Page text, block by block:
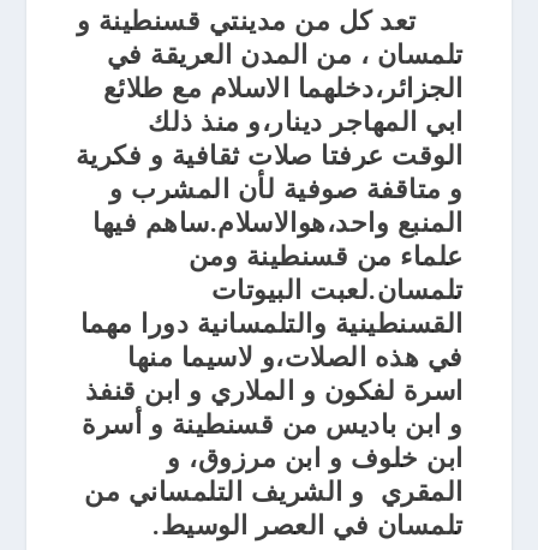
تعد كل من مدينتي قسنطينة و
تلمسان ، من المدن العريقة في
الجزائر،دخلهما الاسلام مع طلائع
ابي المهاجر دينار،و منذ ذلك
الوقت عرفتا صلات ثقافية و فكرية
و متاقفة صوفية لأن المشرب و
المنبع واحد،هوالاسلام.ساهم فيها
علماء من قسنطينة ومن
تلمسان.لعبت البيوتات
القسنطينية والتلمسانية دورا مهما
في هذه الصلات،و لاسيما منها
اسرة لفكون و الملاري و ابن قنفذ
و ابن باديس من قسنطينة و أسرة
ابن خلوف و ابن مرزوق، و
المقري و الشريف التلمساني من
تلمسان في العصر الوسيط.